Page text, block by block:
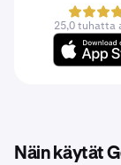
25,0 tuhatta
Näin käytät